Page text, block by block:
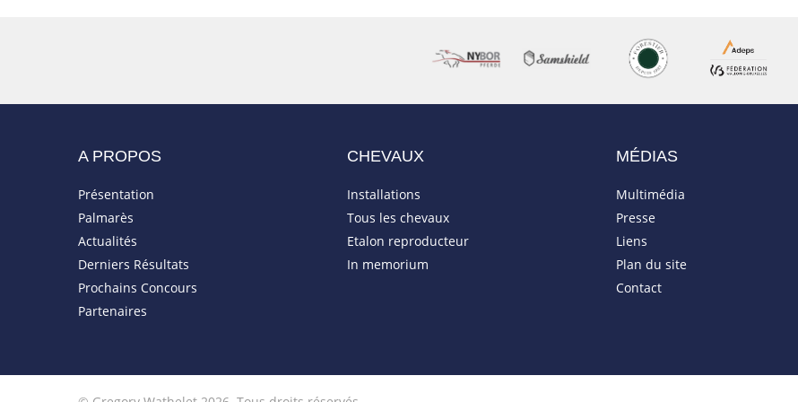
A PROPOS
Présentation
Palmarès
Actualités
Derniers Résultats
Prochains Concours
Partenaires
CHEVAUX
Installations
Tous les chevaux
Etalon reproducteur
In memorium
MÉDIAS
Multimédia
Presse
Liens
Plan du site
Contact